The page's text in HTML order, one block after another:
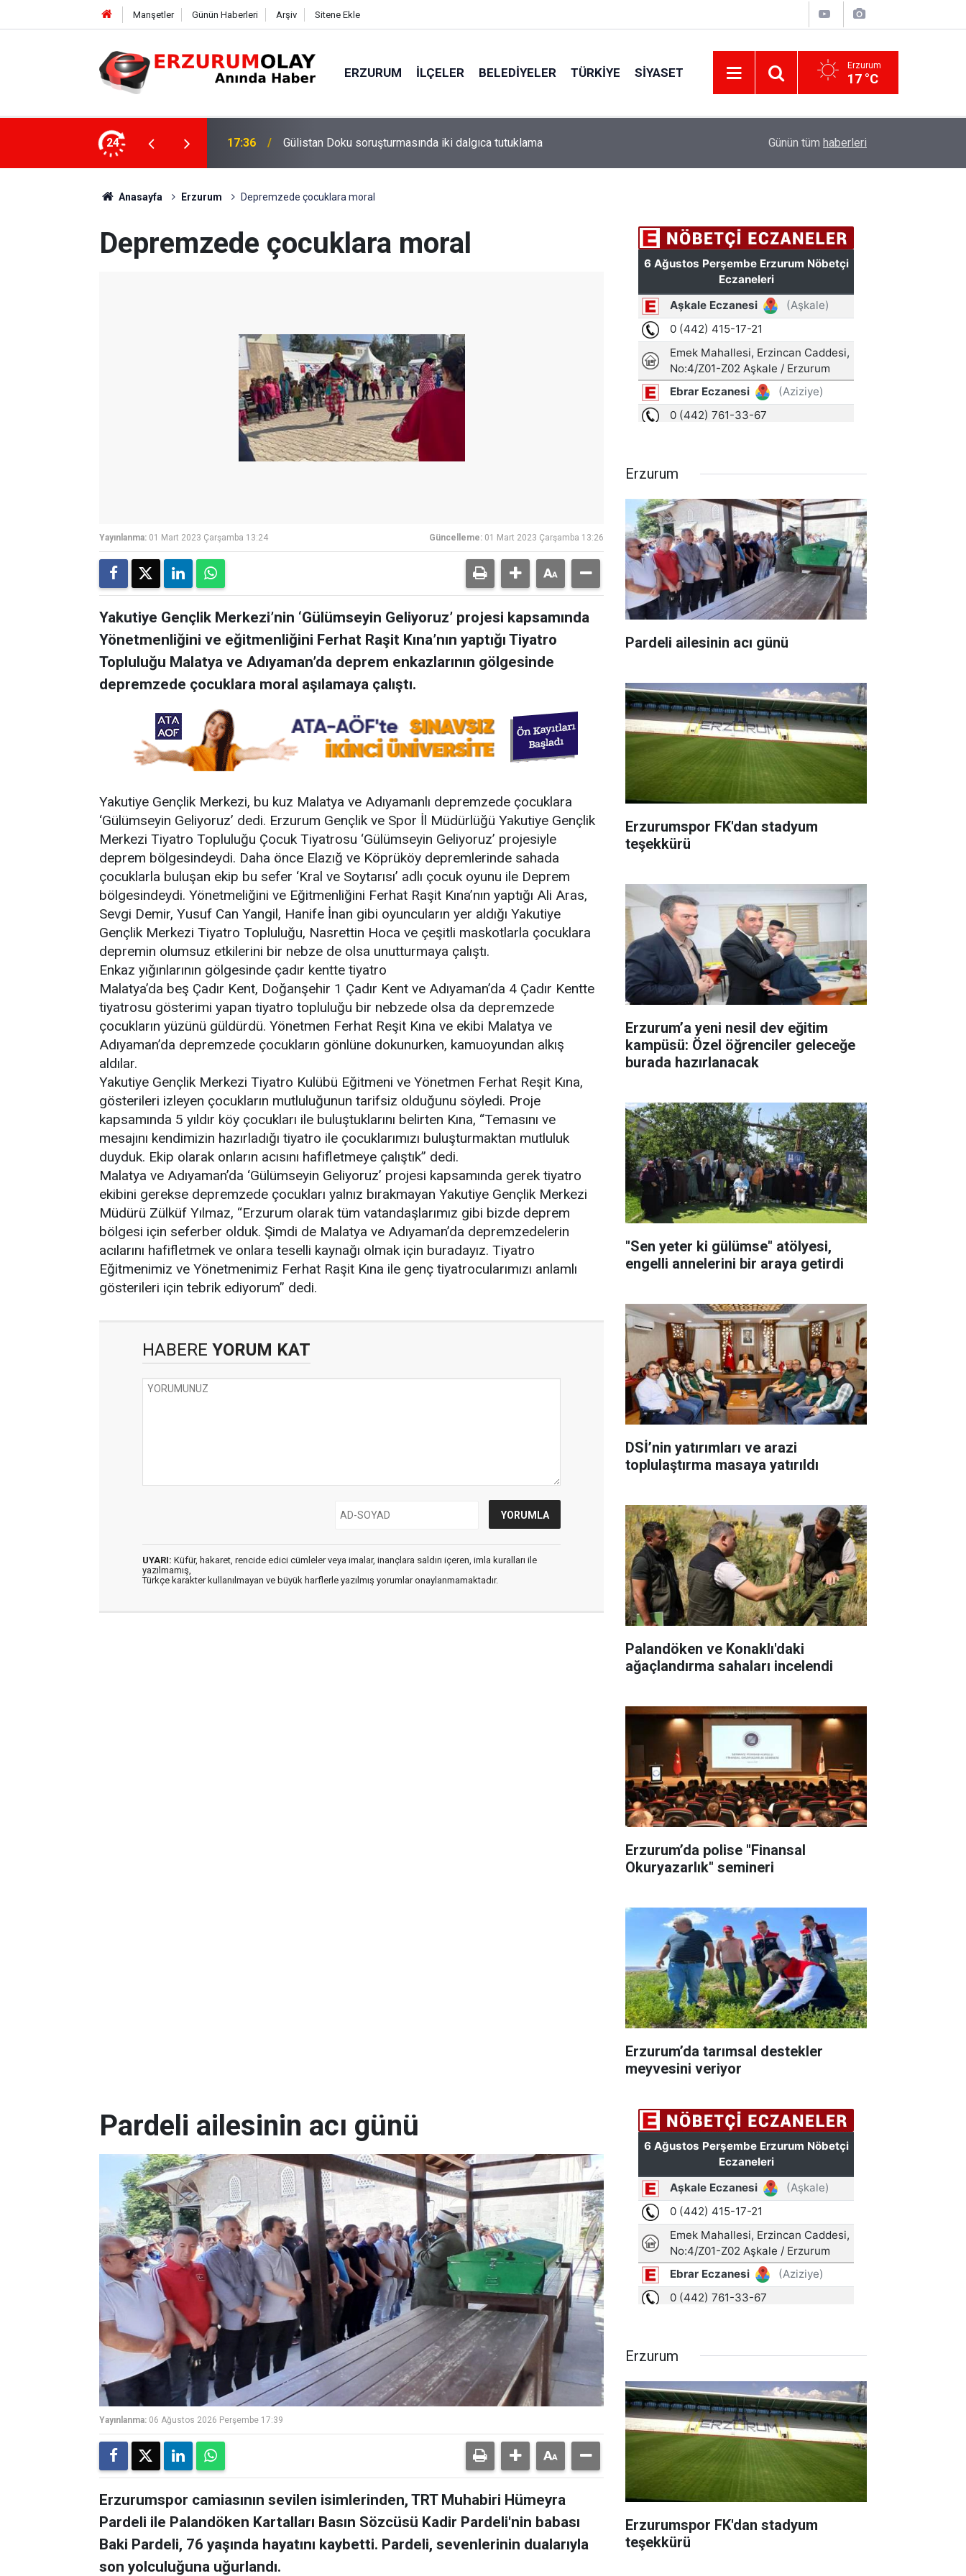
Manşetler Günün Haberleri Arşiv Sitene Ekle
ERZURUM İLÇELER BELEDIYELER TÜRKIYE SIYASET Erzurum
17 °C
24
dalgıca tutuklama 12:29 YÜRÜYEN PARALAR MANGASI
Günün tüm haberleri
Anasayfa Erzurum Depremzede çocuklara moral
Depremzede çocuklara moral
Yayınlanma: 01 Mart 2023 Çarşamba 13:24 Güncelleme: 01 Mart 2023 Çarşamba 13:26
Yakutiye Gençlik Merkezi’nin ‘Gülümseyin Geliyoruz’ projesi kapsamında
Yönetmenliğini ve eğitmenliğini Ferhat Raşit Kına’nın yaptığı Tiyatro
Topluluğu Malatya ve Adıyaman’da deprem enkazlarının gölgesinde
depremzede çocuklara moral aşılamaya çalıştı.
Yakutiye Gençlik Merkezi, bu kuz Malatya ve Adıyamanlı depremzede çocuklara
‘Gülümseyin Geliyoruz’ dedi. Erzurum Gençlik ve Spor İl Müdürlüğü Yakutiye Gençlik
Merkezi Tiyatro Topluluğu Çocuk Tiyatrosu ‘Gülümseyin Geliyoruz’ projesiyle
deprem bölgesindeydi. Daha önce Elazığ ve Köprüköy depremlerinde sahada
çocuklarla buluşan ekip bu sefer ‘Kral ve Soytarısı’ adlı çocuk oyunu ile Deprem
bölgesindeydi. Yönetmeliğini ve Eğitmenliğini Ferhat Raşit Kına’nın yaptığı Ali Aras,
Sevgi Demir, Yusuf Can Yangil, Hanife İnan gibi oyuncuların yer aldığı Yakutiye
Gençlik Merkezi Tiyatro Topluluğu, Nasrettin Hoca ve çeşitli maskotlarla çocuklara
depremin olumsuz etkilerini bir nebze de olsa unutturmaya çalıştı.
Enkaz yığınlarının gölgesinde çadır kentte tiyatro
Malatya’da beş Çadır Kent, Doğanşehir 1 Çadır Kent ve Adıyaman’da 4 Çadır Kentte
tiyatrosu gösterimi yapan tiyatro topluluğu bir nebzede olsa da depremzede
çocukların yüzünü güldürdü. Yönetmen Ferhat Reşit Kına ve ekibi Malatya ve
Adıyaman’da depremzede çocukların gönlüne dokunurken, kamuoyundan alkış
aldılar.
Yakutiye Gençlik Merkezi Tiyatro Kulübü Eğitmeni ve Yönetmen Ferhat Reşit Kına,
gösterileri izleyen çocukların mutluluğunun tarifsiz olduğunu söyledi. Proje
kapsamında 5 yıldır köy çocukları ile buluştuklarını belirten Kına, “Temasını ve
mesajını kendimizin hazırladığı tiyatro ile çocuklarımızı buluşturmaktan mutluluk
duyduk. Ekip olarak onların acısını hafifletmeye çalıştık” dedi.
Malatya ve Adıyaman’da ‘Gülümseyin Geliyoruz’ projesi kapsamında gerek tiyatro
ekibini gerekse depremzede çocukları yalnız bırakmayan Yakutiye Gençlik Merkezi
Müdürü Zülküf Yılmaz, “Erzurum olarak tüm vatandaşlarımız gibi bizde deprem
bölgesi için seferber olduk. Şimdi de Malatya ve Adıyaman’da depremzedelerin
acılarını hafifletmek ve onlara teselli kaynağı olmak için buradayız. Tiyatro
Eğitmenimiz ve Yönetmenimiz Ferhat Raşit Kına ile genç tiyatrocularımızı anlamlı
gösterileri için tebrik ediyorum” dedi.
HABERE YORUM KAT
UYARI: Küfür, hakaret, rencide edici cümleler veya imalar, inançlara saldırı içeren, imla kuralları ile
yazılmamış,
Türkçe karakter kullanılmayan ve büyük harflerle yazılmış yorumlar onaylanmamaktadır.
Erzurum
Pardeli ailesinin acı günü
Erzurumspor FK'dan stadyum
teşekkürü
Erzurum’a yeni nesil dev eğitim
kampüsü: Özel öğrenciler geleceğe
burada hazırlanacak
"Sen yeter ki gülümse" atölyesi,
engelli annelerini bir araya getirdi
DSİ’nin yatırımları ve arazi
toplulaştırma masaya yatırıldı
Palandöken ve Konaklı'daki
ağaçlandırma sahaları incelendi
Erzurum’da polise "Finansal
Okuryazarlık" semineri
Erzurum’da tarımsal destekler
meyvesini veriyor
Pardeli ailesinin acı günü
Yayınlanma: 06 Ağustos 2026 Perşembe 17:39
Erzurumspor camiasının sevilen isimlerinden, TRT Muhabiri Hümeyra
Pardeli ile Palandöken Kartalları Basın Sözcüsü Kadir Pardeli'nin babası
Baki Pardeli, 76 yaşında hayatını kaybetti. Pardeli, sevenlerinin dualarıyla
son yolculuğuna uğurlandı.
Erzurum
Erzurumspor FK'dan stadyum
teşekkürü